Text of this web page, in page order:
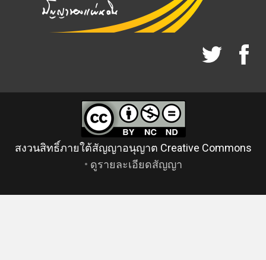
สงวนสิทธิ์ภายใต้สัญญาอนุญาต Creative Commons
• ดูรายละเอียดสัญญา